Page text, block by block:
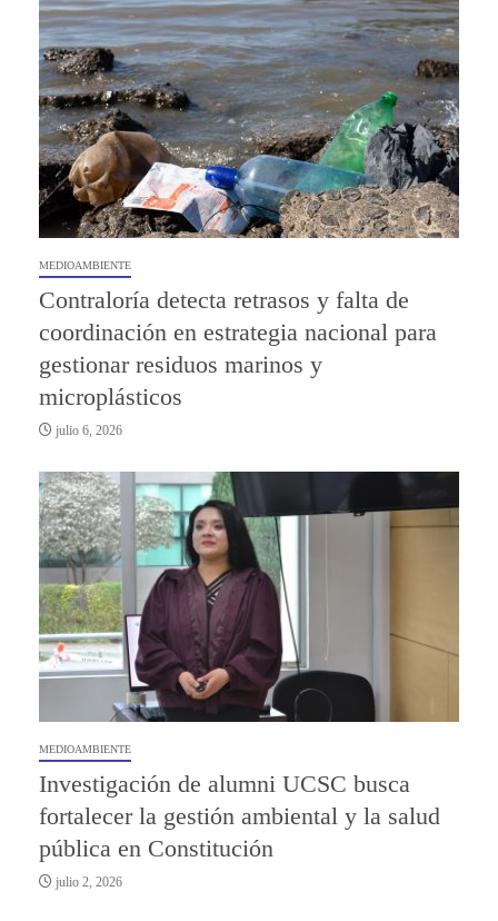
MEDIOAMBIENTE
Contraloría detecta retrasos y falta de
coordinación en estrategia nacional para
gestionar residuos marinos y
microplásticos
julio 6, 2026
MEDIOAMBIENTE
Investigación de alumni UCSC busca
fortalecer la gestión ambiental y la salud
pública en Constitución
julio 2, 2026